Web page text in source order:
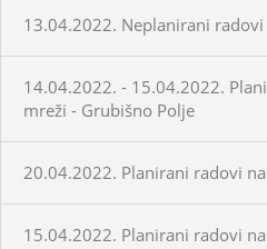
13.04.2022. Neplanirani
14.04.2022. - 15.04.2022.
mreži - Grubišno Polje
20.04.2022. Planirani radovi
15.04.2022. Planirani radovi